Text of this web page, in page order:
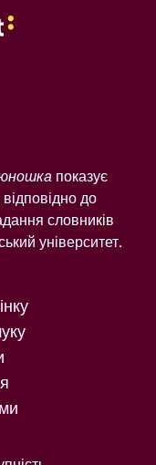
показує
до
словників
університет.